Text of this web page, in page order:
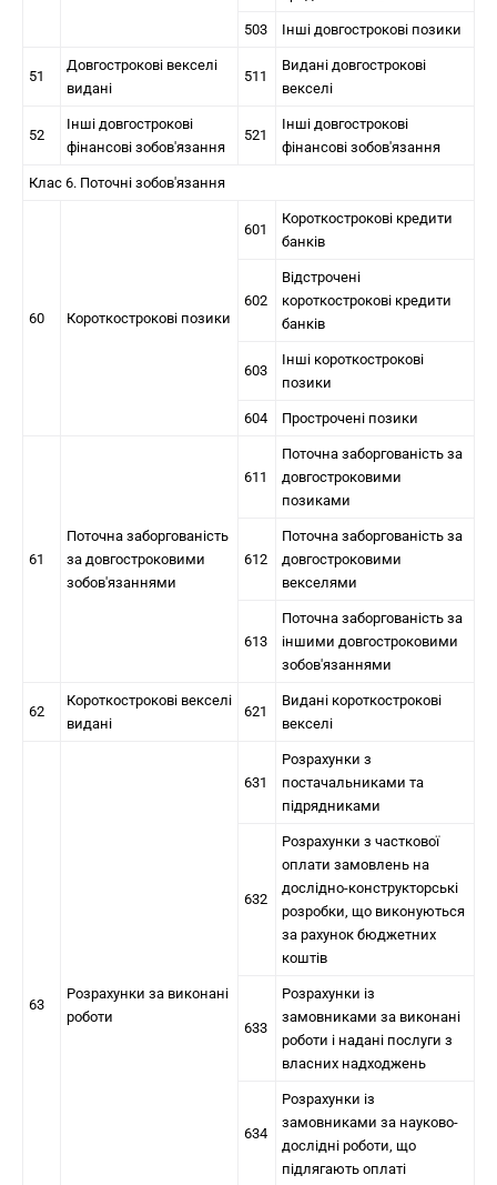
503 Інші довгострокові позики
51
Довгострокові векселі
видані
511
Видані довгострокові
векселі
52
Інші довгострокові
фінансові зобов'язання
521
Інші довгострокові
фінансові зобов'язання
Клас 6. Поточні зобов'язання
60 Короткострокові позики
601
Короткострокові кредити
банків
602
Відстрочені
короткострокові кредити
банків
603
Інші короткострокові
позики
604 Прострочені позики
61
Поточна заборгованість
за довгостроковими
зобов'язаннями
611
Поточна заборгованість за
довгостроковими
позиками
612
Поточна заборгованість за
довгостроковими
векселями
613
Поточна заборгованість за
іншими довгостроковими
зобов'язаннями
62
Короткострокові векселі
видані
621
Видані короткострокові
векселі
63
Розрахунки за виконані
роботи
631
Розрахунки з
постачальниками та
підрядниками
632
Розрахунки з часткової
оплати замовлень на
дослідно-конструкторські
розробки, що виконуються
за рахунок бюджетних
коштів
633
Розрахунки із
замовниками за виконані
роботи і надані послуги з
власних надходжень
634
Розрахунки із
замовниками за науково-
дослідні роботи, що
підлягають оплаті